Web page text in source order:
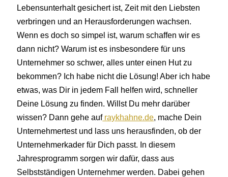
Lebensunterhalt gesichert ist, Zeit mit den Liebsten
verbringen und an Herausforderungen wachsen.
Wenn es doch so simpel ist, warum schaffen wir es
dann nicht? Warum ist es insbesondere für uns
Unternehmer so schwer, alles unter einen Hut zu
bekommen? Ich habe nicht die Lösung! Aber ich habe
etwas, was Dir in jedem Fall helfen wird, schneller
Deine Lösung zu finden. Willst Du mehr darüber
wissen? Dann gehe aufraykhahne.de, mache Dein
Unternehmertest und lass uns herausfinden, ob der
Unternehmerkader für Dich passt. In diesem
Jahresprogramm sorgen wir dafür, dass aus
Selbstständigen Unternehmer werden. Dabei gehen